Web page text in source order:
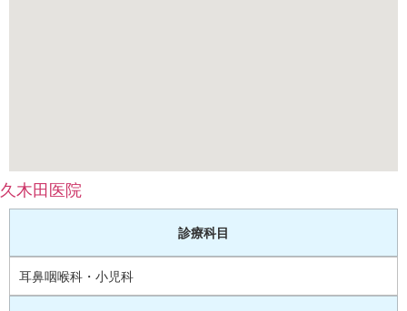
久木田医院
診療科目
耳鼻咽喉科・小児科